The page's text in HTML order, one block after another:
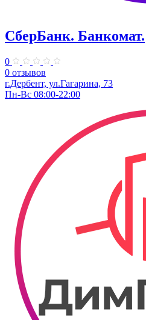
СберБанк. Банкомат.
0
0 отзывов
г.Дербент, ул.Гагарина, 73
Пн-Вс 08:00-22:00